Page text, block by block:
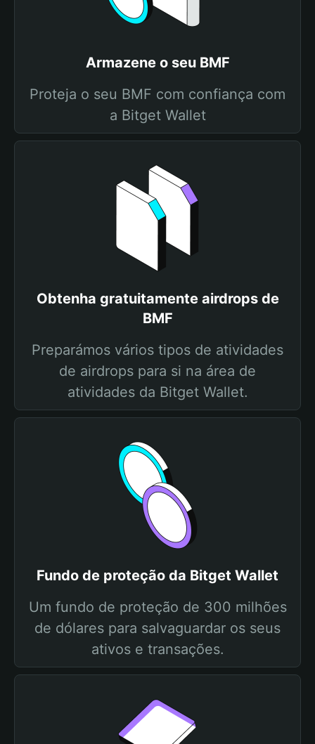
Armazene o seu BMF
Proteja o seu BMF com confiança com
a Bitget Wallet
Obtenha gratuitamente airdrops de
BMF
Preparámos vários tipos de atividades
de airdrops para si na área de
atividades da Bitget Wallet.
Fundo de proteção da Bitget Wallet
Um fundo de proteção de 300 milhões
de dólares para salvaguardar os seus
ativos e transações.